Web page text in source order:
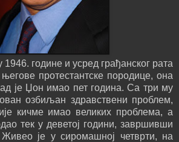
1946. године и усред грађанског рата
протестантске породице, она
је Џон имао пет година. Са три му
озбиљан здравствени проблем,
кичме имао великих проблема, а
тек у деветој години, завршивши
је у сиромашној четврти, на